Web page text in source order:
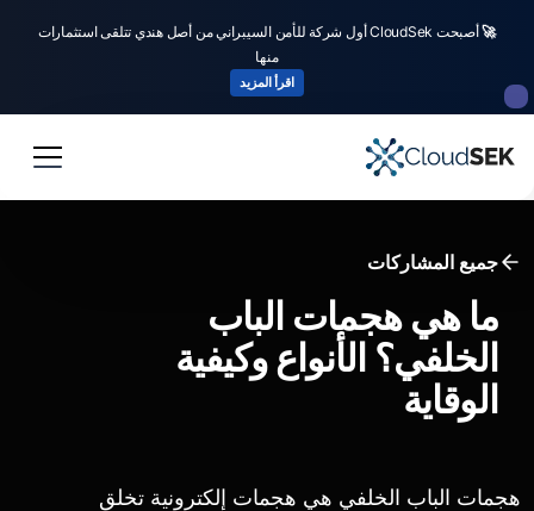
🚀
أصبحت CloudSek أول شركة للأمن السيبراني من أصل هندي تتلقى استثمارات
منها
اقرأ المزيد
جميع المشاركات
ما هي هجمات الباب
الخلفي؟ الأنواع وكيفية
الوقاية
هجمات الباب الخلفي هي هجمات إلكترونية تخلق